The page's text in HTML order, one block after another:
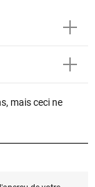
mais ceci ne